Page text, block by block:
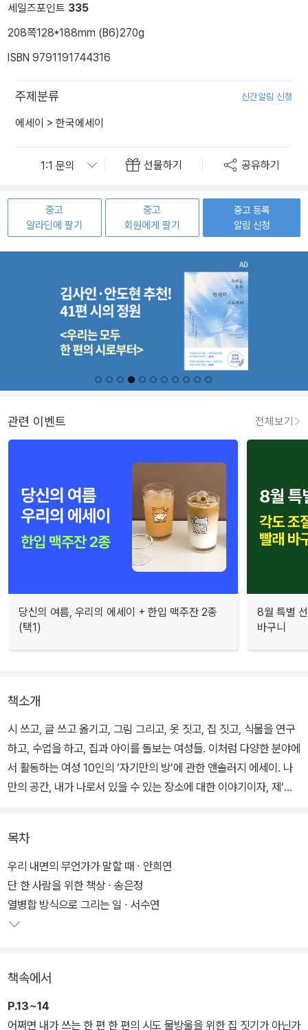
세일즈포인트 335
208쪽128*188mm (B6)270g
ISBN 9791191744316
주제분류 신간알림 신청
에세이 > 한국에세이
선물하기 공유하기
중고
알라딘에 팔기
중고
회원에게 팔기
중고 등록
알림 신청
관련 이벤트 전체보기
당신의 여름, 우리의 에세이 + 한입 맥주잔 2종
(택1)
8월 특별
바구니
책소개
시 쓰고, 글 쓰고 옮기고, 그림 그리고, 옷 짓고, 집 짓고, 식물을 연구
하고, 수업을 하고, 집과 아이를 돌보는 여성들. 이처럼 다양한 분야에
서 활동하는 여성 10인의 ‘자기만의 방’에 관한 앤솔러지 에세이. 나
만의 공간, 내가 나로서 있을 수 있는 장소에 대한 이야기이자, 제‘자
자기만의 방으로부터 스스로의 가능성을 발현하며 일과 삶을 단단히
꾸려나가는 이들의 모습 위로 우리는 각자의 방을 포개어볼 수 있을
것이다. 어쩌면 새로운 방을 꿈꾸며 나의 가능성을 보듬거나 창밖 너
머 불빛들에 손을 흔들고 싶어질지도 모른다. 이 책은 무엇보다 저마
목차
우리 내면의 무언가가 말할 때 ∙ 안희연
단 한 사람을 위한 책상 ∙ 송은정
열병합 방식으로 그리는 일 ∙ 서수연
책속에서
P.13~14
어쩌면 내가 쓰는 한 편 한 편의 시도 물방울을 위한 집 짓기가 아닌가